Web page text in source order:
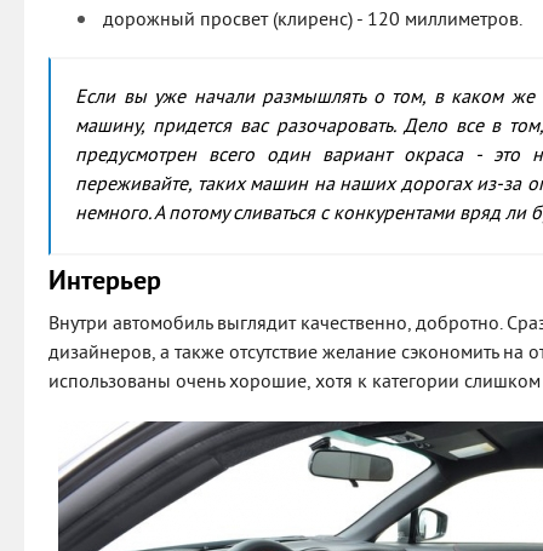
дорожный просвет (клиренс) - 120 миллиметров.
Если вы уже начали размышлять о том, в каком же
машину, придется вас разочаровать. Дело все в
предусмотрен всего один вариант окраса -
переживайте, таких машин на наших дорогах из-за
немного. А потому сливаться с конкурентами вряд ли
Интерьер
Внутри автомобиль выглядит качественно, добротно.
дизайнеров, а также отсутствие желание сэкономить на
использованы очень хорошие, хотя к категории